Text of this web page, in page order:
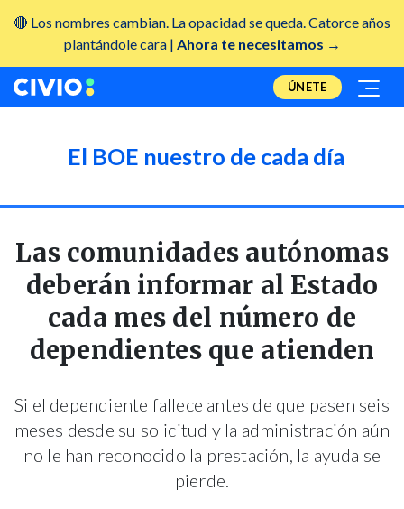
🔴 Los nombres cambian. La opacidad se queda. Catorce años
plantándole cara | Ahora te necesitamos →
ÚNETE
El BOE nuestro de cada día
Las comunidades autónomas
deberán informar al Estado
cada mes del número de
dependientes que atienden
Si el dependiente fallece antes de que pasen seis
meses desde su solicitud y la administración aún
no le han reconocido la prestación, la ayuda se
pierde.